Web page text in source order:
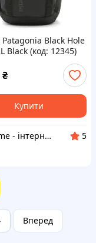
Patagonia Black Hole
Black (код: 12345)
₴
Купити
Maxhome - інтернет магазин
5
Вперед